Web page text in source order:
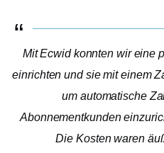
Mit Ecwid konnten wir eine
einrichten und sie mit einem
um automatische
Abonnementkunden
Die Kosten waren